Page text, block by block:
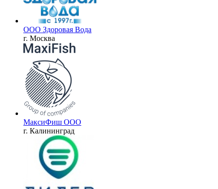
ООО Здоровая Вода
г. Москва
МаксиФиш ООО
г. Калининград